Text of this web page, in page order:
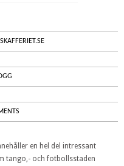
en hel del intressant
tango,- och fotbollsstaden